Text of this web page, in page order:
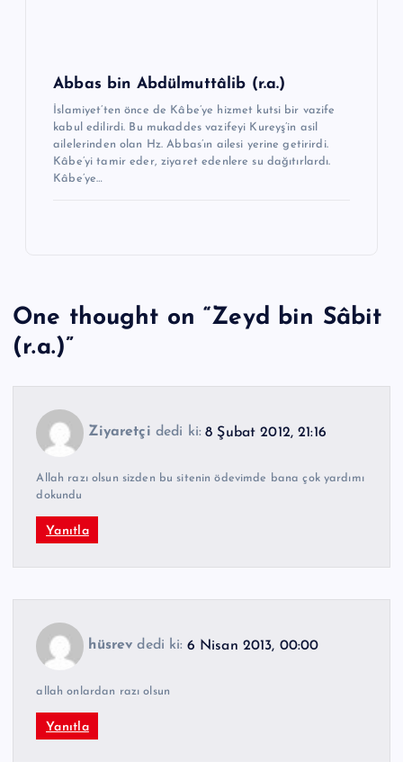
Abbas bin Abdülmuttâlib (r.a.)
İslamiyet’ten önce de Kâbe’ye hizmet kutsi bir vazife
kabul edilirdi. Bu mukad­des vazifeyi Kureyş’in asil
ailelerinden olan Hz. Abbas’ın ailesi yerine getirirdi.
Kâbe’yi tamir eder, ziyaret edenlere su dağıtırlardı.
Kâbe’ye…
One thought on “Zeyd bin Sâbit
(r.a.)”
Ziyaretçi dedi ki: 8 Şubat 2012, 21:16
Allah razı olsun sizden bu sitenin ödevimde bana çok yardımı
dokundu
Yanıtla
hüsrev dedi ki: 6 Nisan 2013, 00:00
allah onlardan razı olsun
Yanıtla